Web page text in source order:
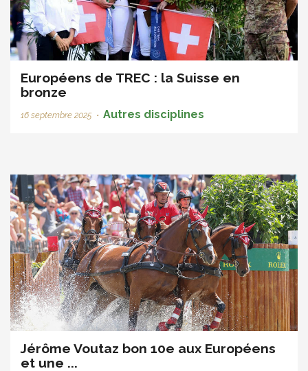
Européens de TREC : la Suisse en
bronze
16 septembre 2025 • Autres disciplines
Jérôme Voutaz bon 10e aux Européens
et une ...